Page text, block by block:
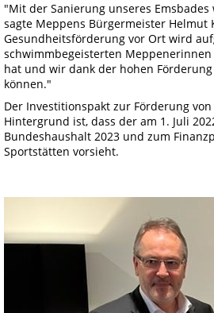
"Mit der Sanierung unseres
sagte Meppens Bürgermeister Helmut
Gesundheitsförderung vor Ort wird
schwimmbegeisterten
hat und wir dank der hohen
können."
Der Investitionspakt zur Förderung
Hintergrund ist, dass der am 1. Juli
Bundeshaushalt 2023 und zum
Sportstätten vorsieht.